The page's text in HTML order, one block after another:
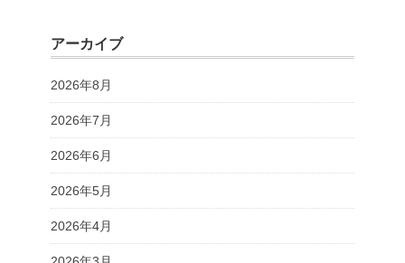
アーカイブ
2026年8月
2026年7月
2026年6月
2026年5月
2026年4月